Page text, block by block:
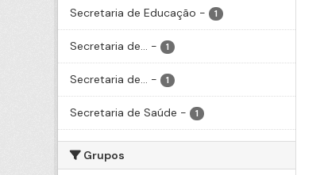
Secretaria de Educação - 1
Secretaria de... - 1
Secretaria de... - 1
Secretaria de Saúde - 1
Grupos